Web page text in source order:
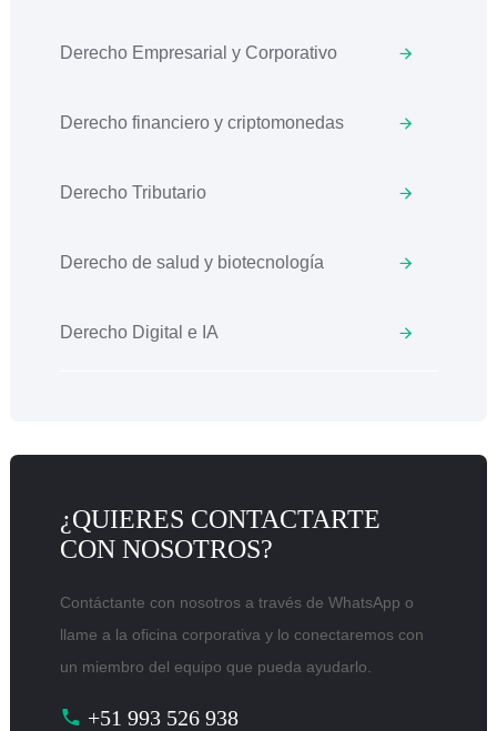
Derecho Empresarial y Corporativo
Derecho financiero y criptomonedas
Derecho Tributario
Derecho de salud y biotecnología
Derecho Digital e IA
¿QUIERES CONTACTARTE
CON NOSOTROS?
Contáctante con nosotros a través de WhatsApp o
llame a la oficina corporativa y lo conectaremos con
un miembro del equipo que pueda ayudarlo.
+51 993 526 938